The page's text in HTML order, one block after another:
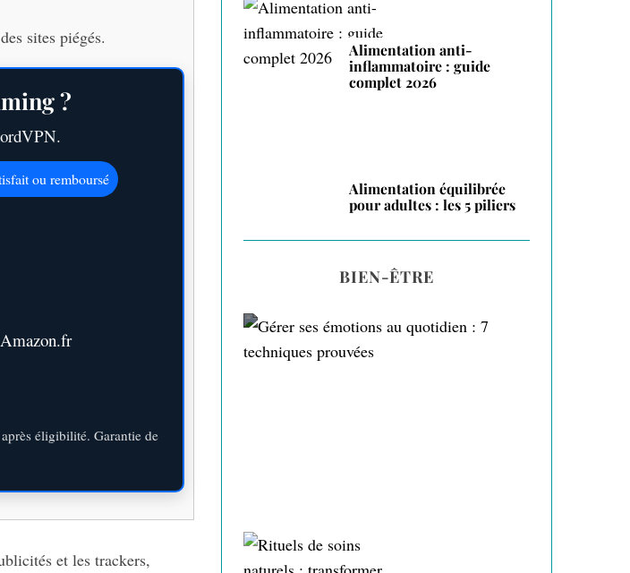
sites piégés.
?
ou remboursé
éligibilité. Garantie de
et les trackers,
Alimentation anti-
inflammatoire : guide
complet 2026
Alimentation équilibrée
pour adultes : les 5 piliers
BIEN-ÊTRE